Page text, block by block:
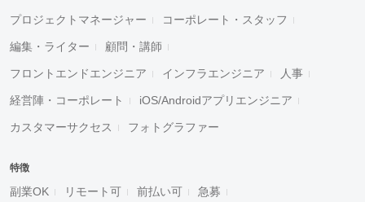
プロジェクトマネージャー コーポレート・スタッフ
編集・ライター 顧問・講師
フロントエンドエンジニア インフラエンジニア 人事
経営陣・コーポレート iOS/Androidアプリエンジニア
カスタマーサクセス フォトグラファー
特徴
副業OK リモート可 前払い可 急募